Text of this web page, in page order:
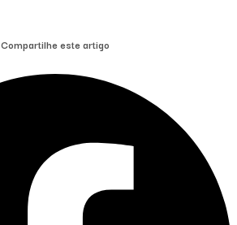
Compartilhe este artigo